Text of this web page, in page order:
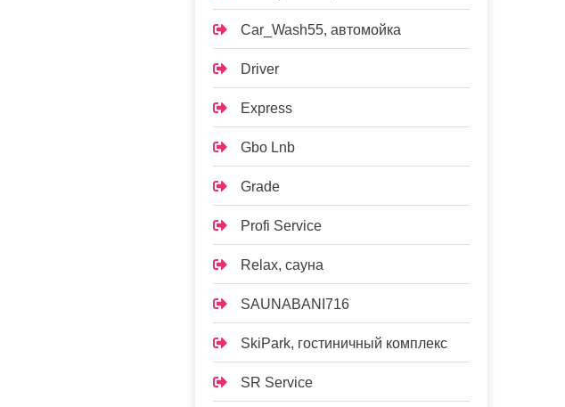
Car_Wash55, автомойка
Driver
Express
Gbo Lnb
Grade
Profi Service
Relax, сауна
SAUNABANI716
SkiPark, гостиничный комплекс
SR Service